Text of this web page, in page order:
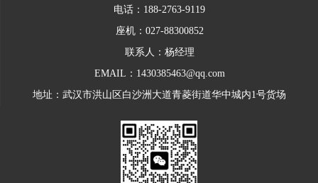
面荷载。常见等级：SN4， SN8， SN12.5， SN16等。环刚度
越高，管材越厚，用料越多，价格越贵。 例如，SN8的价格
工程更是依赖高强度保护管（如MPP、CPVC管）来保障绝缘
的火灾风险。在潮湿环境（如地下室、卫生间）或腐蚀性场
所（化工厂），保护管能隔绝水汽和化学物质，延长电缆寿
命。三、交通基础设施在高速公路、铁路、机场、港口等交
电话：188-2763-9119
座机：027-88300852
联系人：杨经理
EMAIL：1430385463@qq.com
地址：武汉市洪山区白沙洲大道青菱街道华中城内1号货场